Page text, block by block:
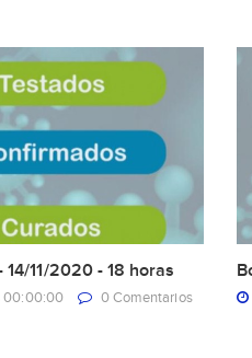
11/2020 - 18 horas
00:00:00 0 Comentarios